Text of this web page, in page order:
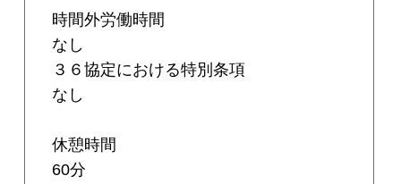
時間外労働時間
なし
３６協定における特別条項
なし
休憩時間
60分